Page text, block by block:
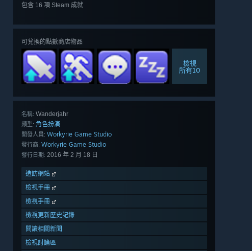
包含 16 項 Steam 成就
可兌換的點數商店物品
檢視
所有10
名稱: Wanderjahr
類型: 角色扮演
開發人員: Workyrie Game Studio
發行商: Workyrie Game Studio
發行日期: 2016 年 2 月 18 日
造訪網站
檢視手冊
檢視手冊
檢視更新歷史記錄
閱讀相關新聞
檢視討論區